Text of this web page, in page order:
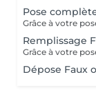
Pose
Remplissage
Dépose Faux